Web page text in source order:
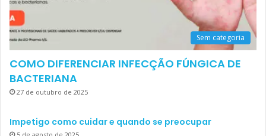
Sem categoria
COMO DIFERENCIAR INFECÇÃO FÚNGICA DE
BACTERIANA
27 de outubro de 2025
Impetigo como cuidar e quando se preocupar